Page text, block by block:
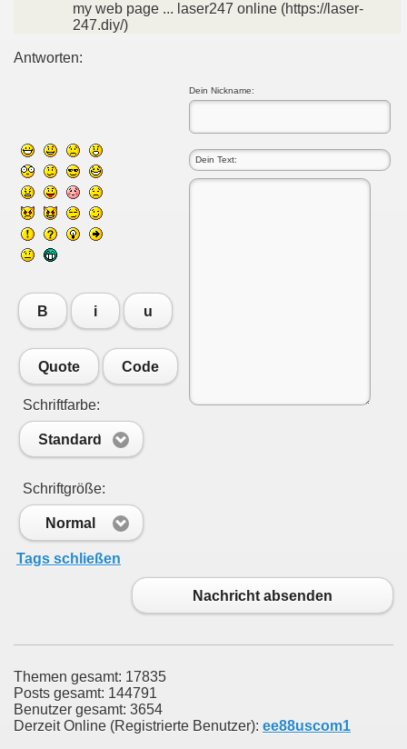
my web page ... laser247 online (https://laser-
247.diy/)
Antworten:
Dein Nickname:
B i u
Quote Code
Schriftfarbe:
Standard
Schriftgröße:
Normal
Tags schließen
Nachricht absenden
Themen gesamt: 17835
Posts gesamt: 144791
Benutzer gesamt: 3654
Derzeit Online (Registrierte Benutzer): ee88uscom1